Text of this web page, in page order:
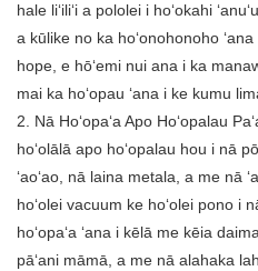
hale liʻiliʻi a pololei i hoʻokahi
a kūlike no ka hoʻonohonoho
hope, e hōʻemi nui ana i ka
mai ka hoʻopau ʻana i ke kumu
2. Nā Hoʻopaʻa Apo Hoʻopalau
hoʻolālā apo hoʻopalau hou i nā
ʻaoʻao, nā laina metala, a me nā
hoʻolei vacuum ke hoʻolei pono i
hoʻopaʻa ʻana i kēlā me kēia
pāʻani māmā, a me nā alahaka